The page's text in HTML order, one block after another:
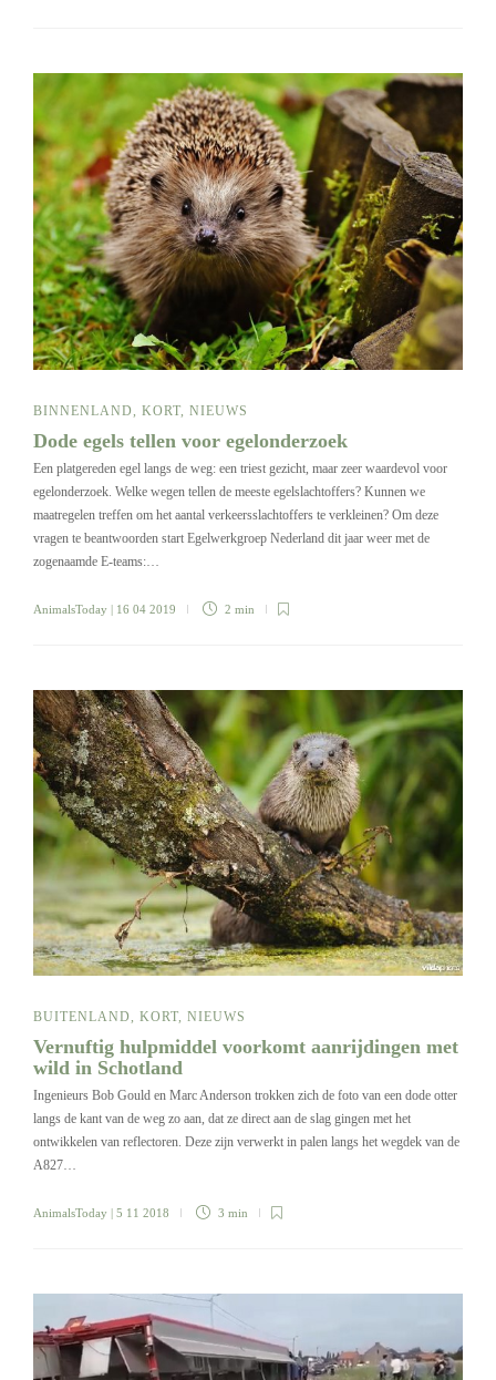
BINNENLAND, KORT, NIEUWS
Dode egels tellen voor egelonderzoek
Een platgereden egel langs de weg: een triest gezicht, maar zeer waardevol voor
egelonderzoek. Welke wegen tellen de meeste egelslachtoffers? Kunnen we
maatregelen treffen om het aantal verkeersslachtoffers te verkleinen? Om deze
vragen te beantwoorden start Egelwerkgroep Nederland dit jaar weer met de
zogenaamde E-teams:…
AnimalsToday | 16 04 2019 2 min
BUITENLAND KORT NIEUWS
Vernuftig hulpmiddel voorkomt aanrijdingen met
wild in Schotland
Ingenieurs Bob Gould en Marc Anderson trokken zich de foto van een dode otter
langs de kant van de weg zo aan, dat ze direct aan de slag gingen met het
ontwikkelen van reflectoren. Deze zijn verwerkt in palen langs het wegdek van de
A827…
AnimalsToday | 5 11 2018 3 min